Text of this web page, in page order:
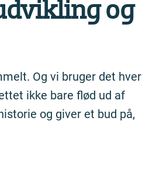
og
Og vi bruger det hver
ikke bare flød ud af
og giver et bud på,